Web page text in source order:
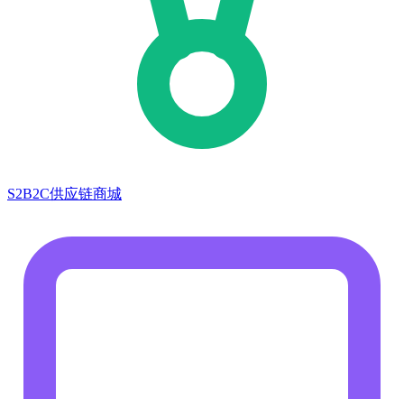
S2B2C供应链商城